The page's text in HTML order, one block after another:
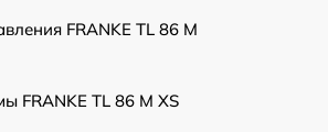
FRANKE TL 86 M
FRANKE TL 86 M XS